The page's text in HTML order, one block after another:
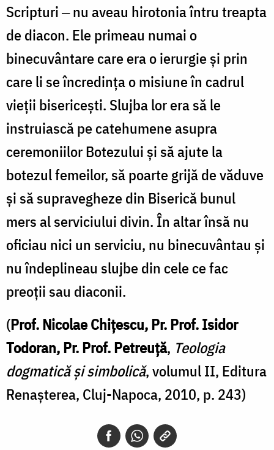
Scripturi ‒ nu aveau hirotonia întru treapta
de diacon. Ele primeau numai o
binecuvântare care era o ierurgie și prin
care li se încredința o misiune în cadrul
vieții bisericești. Slujba lor era să le
instruiască pe catehumene asupra
ceremoniilor Botezului și să ajute la
botezul femeilor, să poarte grijă de văduve
și să supravegheze din Biserică bunul
mers al serviciului divin. În altar însă nu
oficiau nici un serviciu, nu binecuvântau și
nu îndeplineau slujbe din cele ce fac
preoții sau diaconii.
(Prof. Nicolae Chițescu, Pr. Prof. Isidor
Todoran, Pr. Prof. Petreuță, Teologia
dogmatică și simbolică, volumul II, Editura
Renașterea, Cluj-Napoca, 2010, p. 243)